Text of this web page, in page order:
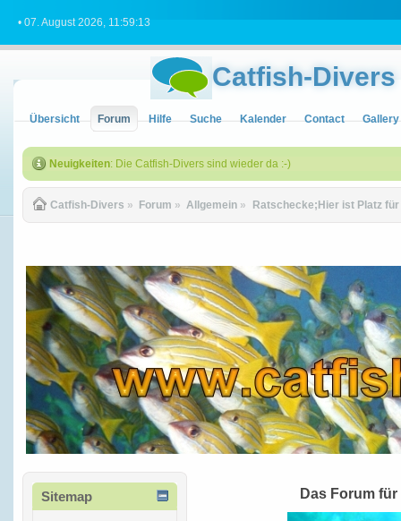
• 07. August 2026, 11:59:13
Catfish-Divers
Übersicht Forum Hilfe Suche Kalender Contact Gallery
Neuigkeiten: Die Catfish-Divers sind wieder da :-)
Catfish-Divers » Forum » Allgemein » Ratschecke;Hier ist Platz
Sitemap Das Forum